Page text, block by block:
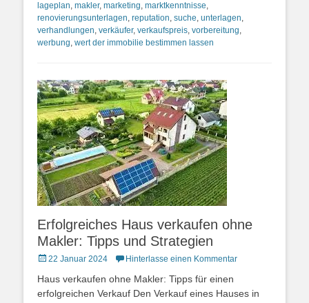
lageplan, makler, marketing, marktkenntnisse,
renovierungsunterlagen, reputation, suche, unterlagen,
verhandlungen, verkäufer, verkaufspreis, vorbereitung,
werbung, wert der immobilie bestimmen lassen
Erfolgreiches Haus verkaufen ohne
Makler: Tipps und Strategien
Posted
22 Januar 2024 Hinterlasse einen Kommentar
Haus verkaufen ohne Makler: Tipps für einen
erfolgreichen Verkauf Den Verkauf eines Hauses in